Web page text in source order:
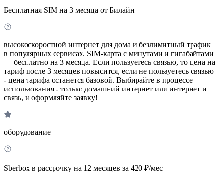
Бесплатная SIM на 3 месяца от Билайн
высокоскоростной интернет для дома и безлимитный трафик
в популярных сервисах. SIM-карта с минутами и гигабайтами
— бесплатно на 3 месяца. Если пользуетесь связью, то цена на
тариф после 3 месяцев повысится, если не пользуетесь связью
- цена тарифа останется базовой. Выбирайте в процессе
использования - только домашний интернет или интернет и
связь, и оформляйте заявку!
оборудование
Sberbox в рассрочку на 12 месяцев за 420 ₽/мес